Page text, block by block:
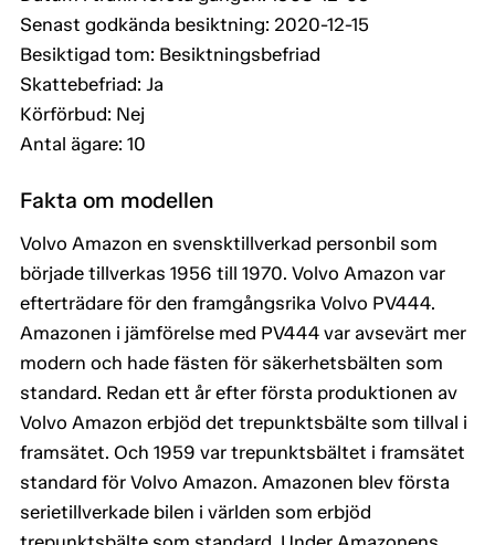
Senast godkända besiktning: 2020-12-15
Besiktigad tom: Besiktningsbefriad
Skattebefriad: Ja
Körförbud: Nej
Antal ägare: 10
Fakta om modellen
Volvo Amazon en svensktillverkad personbil som
började tillverkas 1956 till 1970. Volvo Amazon var
efterträdare för den framgångsrika Volvo PV444.
Amazonen i jämförelse med PV444 var avsevärt mer
modern och hade fästen för säkerhetsbälten som
standard. Redan ett år efter första produktionen av
Volvo Amazon erbjöd det trepunktsbälte som tillval i
framsätet. Och 1959 var trepunktsbältet i framsätet
standard för Volvo Amazon. Amazonen blev första
serietillverkade bilen i världen som erbjöd